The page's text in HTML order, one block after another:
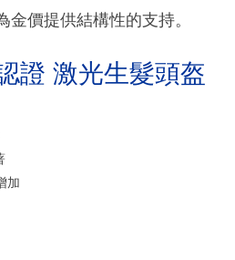
價提供結構性的支持。
證 激光生髮頭盔
加